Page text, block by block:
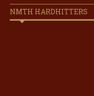
NMTH HARDHITTERS